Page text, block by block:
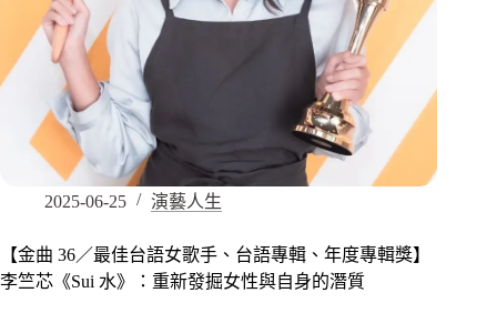
2025-06-25 演藝人生
【金曲 36／最佳台語女歌手、台語專輯、年度專輯獎】
李竺芯《Sui 水》：重新發掘女性與自身的潛質